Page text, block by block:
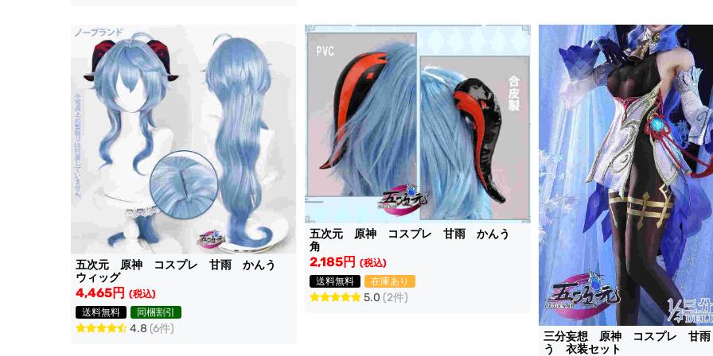
五次元 原神 コスプレ 甘雨 かんう
ウィッグ
4,465円 (税込)
送料無料
同梱割引
4.8 (6件)
五次元 原神 コスプレ 甘雨 かんう
角
2,185円 (税込)
送料無料
在庫あり
5.0 (2件)
三分妄想 原神 コスプレ 甘
う 衣装セット